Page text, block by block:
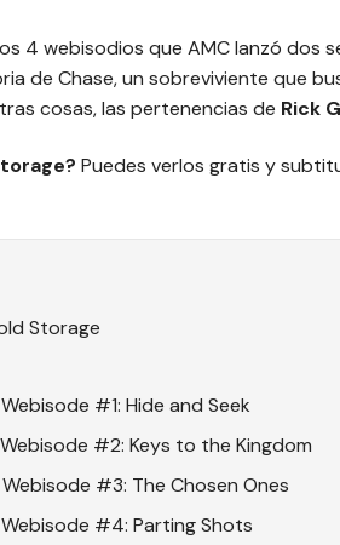
4 webisodios que AMC lanzó dos
de Chase, un sobreviviente que
cosas, las pertenencias de Rick
Puedes verlos gratis y
Storage
#1: Hide and Seek
#2: Keys to the Kingdom
#3: The Chosen Ones
#4: Parting Shots